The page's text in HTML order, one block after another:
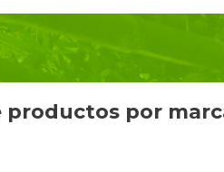
productos por